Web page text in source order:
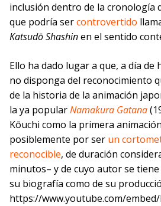
inclusión dentro de la cronología
que podría sercontrovertido
Katsudō Shashinen el sentido
Ello ha dado lugar a que, a día de
no disponga del reconocimiento
de la historia de la animación
la ya popularNamakura Gatana
Kōuchi como la primera
posiblemente por ser un
reconocible, de duración
minutos– y de cuyo autor se
su biografía como de su
https://www.youtube.com/embed/